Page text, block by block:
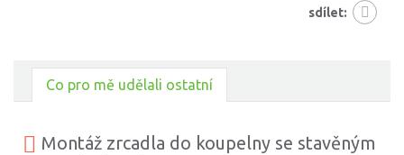
sdílet:
Co pro mě udělali ostatní
Montáž zrcadla do koupelny se stavěným